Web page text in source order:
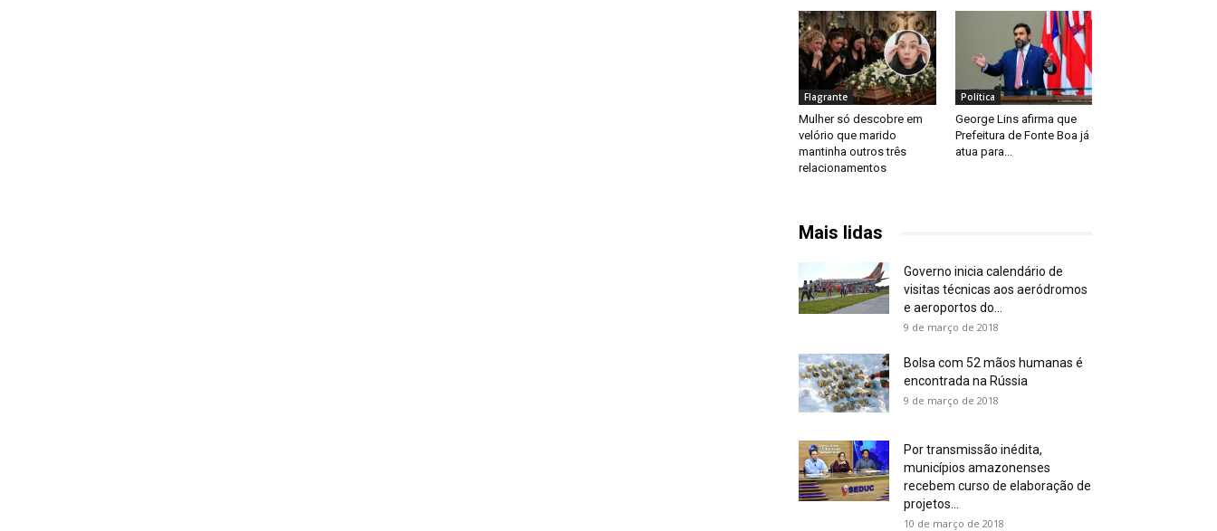
Flagrante
Mulher só descobre em
velório que marido
mantinha outros três
relacionamentos
Política
George Lins afirma que
Prefeitura de Fonte Boa já
atua para...
Mais lidas
Governo inicia calendário de
visitas técnicas aos aeródromos
e aeroportos do...
9 de março de 2018
Bolsa com 52 mãos humanas é
encontrada na Rússia
9 de março de 2018
Por transmissão inédita,
municípios amazonenses
recebem curso de elaboração de
projetos...
10 de março de 2018